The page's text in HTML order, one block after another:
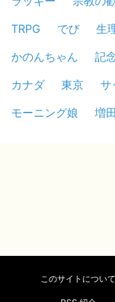
TRPG
でび 生
かのんちゃん
記
カナダ
東京 サ
モーニング娘
増田
このサイトについて